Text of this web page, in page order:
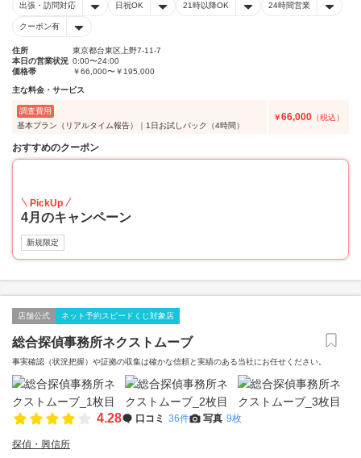
出張・訪問対応 日祝OK 21時以降OK 24時間営業
クーポン有
住所
東京都台東区上野7-11-7
本日の営業状況 0:00〜24:00
価格帯
￥66,000〜￥195,000
主な料金・サービス
調査費用
基本プラン（リアルタイム報告）｜1日お試しパック（4時間）
￥66,000 （税込）
おすすめのクーポン
PickUp
4月のキャンペーン
新規限定
店舗公式 ネット予約スピードくじ対象店
総合探偵事務所ネクストムーブ
事実確認（状況把握）や証拠の収集は確かな信頼と実績のある当社にお任せください。
4.28 口コミ 36件 写真 9枚
探偵・興信所